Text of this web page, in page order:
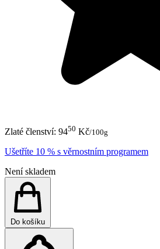
Zlaté členství: 9450 Kč/100g
Ušetříte 10 % s věrnostním programem
Není skladem
Do košíku